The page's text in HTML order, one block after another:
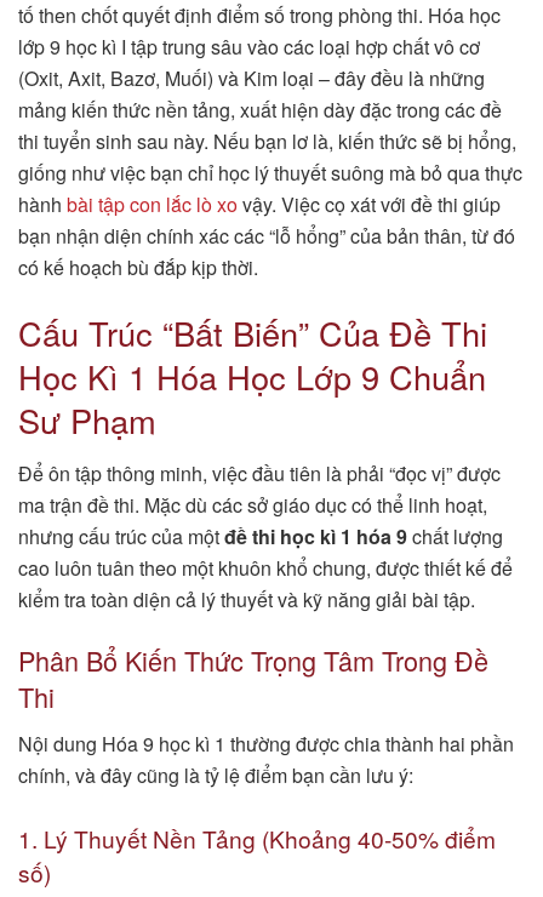
tố then chốt quyết định điểm số trong phòng thi. Hóa học
lớp 9 học kì I tập trung sâu vào các loại hợp chất vô cơ
(Oxit, Axit, Bazơ, Muối) và Kim loại – đây đều là những
mảng kiến thức nền tảng, xuất hiện dày đặc trong các đề
thi tuyển sinh sau này. Nếu bạn lơ là, kiến thức sẽ bị hổng,
giống như việc bạn chỉ học lý thuyết suông mà bỏ qua thực
hành bài tập con lắc lò xovậy. Việc cọ xát với đề thi giúp
bạn nhận diện chính xác các “lỗ hổng” của bản thân, từ đó
có kế hoạch bù đắp kịp thời.
Cấu Trúc “Bất Biến” Của Đề Thi
Học Kì 1 Hóa Học Lớp 9 Chuẩn
Sư Phạm
Để ôn tập thông minh, việc đầu tiên là phải “đọc vị” được
ma trận đề thi. Mặc dù các sở giáo dục có thể linh hoạt,
nhưng cấu trúc của mộtđề thi học kì 1 hóa 9chất lượng
cao luôn tuân theo một khuôn khổ chung, được thiết kế để
kiểm tra toàn diện cả lý thuyết và kỹ năng giải bài tập.
Phân Bổ Kiến Thức Trọng Tâm Trong Đề
Thi
Nội dung Hóa 9 học kì 1 thường được chia thành hai phần
chính, và đây cũng là tỷ lệ điểm bạn cần lưu ý:
1. Lý Thuyết Nền Tảng (Khoảng 40-50% điểm
số)